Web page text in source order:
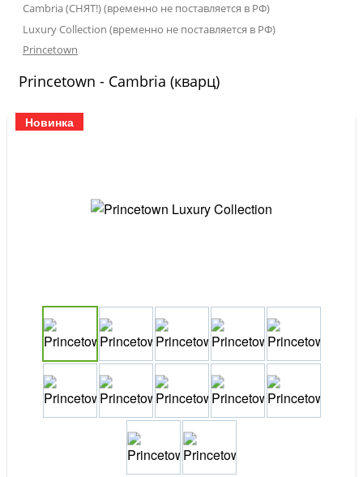
Cambria (СНЯТ!) (временно не поставляется в РФ)
Luxury Collection (временно не поставляется в РФ)
Princetown
Princetown - Cambria (кварц)
Новинка